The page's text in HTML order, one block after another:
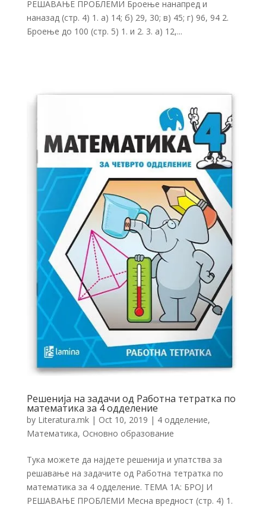
РЕШАВАЊЕ ПРОБЛЕМИ Броење нанапред и
наназад (стр. 4) 1. а) 14; б) 29, 30; в) 45; г) 96, 94 2.
Броење до 100 (стр. 5) 1. и 2. 3. а) 12,...
Решенија на задачи од Работна тетратка по
математика за 4 одделение
by Literatura.mk| Oct 10, 2019 | 4 одделение,
Математика, Основно образование
Тука можете да најдете решенија и упатства за
решавање на задачите од Работна тетратка по
математика за 4 одделение. ТЕМА 1А: БРОЈ И
РЕШАВАЊЕ ПРОБЛЕМИ Месна вредност (стр. 4) 1.